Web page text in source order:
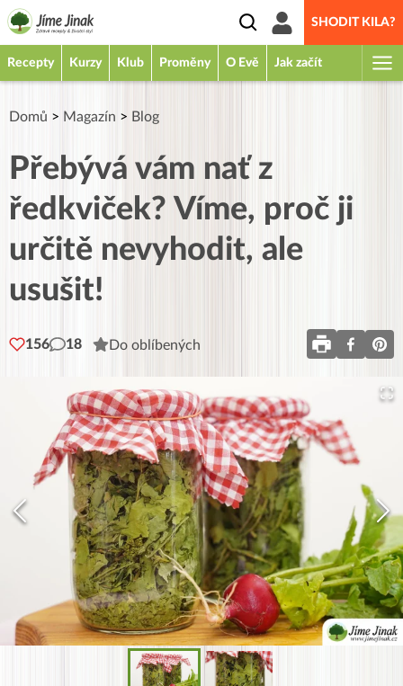
SHODIT KILA?
Recepty Kurzy Klub Proměny O Evě Jak začít
Domů > Magazín > Blog
Přebývá vám nať z
ředkviček? Víme, proč ji
určitě nevyhodit, ale
usušit!
156 18 Do oblíbených